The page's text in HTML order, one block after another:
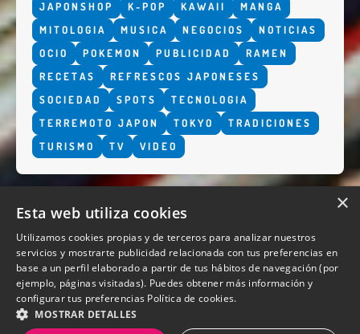
JAPONSHOP
K-POP KAWAII
MANGA
MITOLOGIA
MUSICA NEGOCIOS
NOTICIAS
OCIO
POKEMON PUBLICIDAD
RAMEN
RECETAS
REFRESCOS JAPONESES
SOCIEDAD
SPOTS
TECNOLOGIA
TERREMOTO JAPON
TOKYO
TRADICIONES
TURISMO
TV VIDEO
QUIENES SOMOS
×
Esta web utiliza cookies
Utilizamos cookies propias y de terceros para analizar nuestros
servicios y mostrarte publicidad relacionada con tus preferencias en
base a un perfil elaborado a partir de tus hábitos de navegación (por
ejemplo, páginas visitadas). Puedes obtener más información y
configurar tus preferencias Política de cookies.
MOSTRAR DETALLES